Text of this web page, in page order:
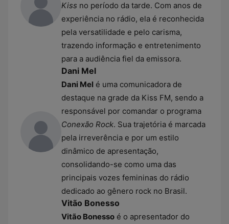
Kiss no período da tarde. Com anos de
experiência no rádio, ela é reconhecida
pela versatilidade e pelo carisma,
trazendo informação e entretenimento
para a audiência fiel da emissora.
Dani Mel
Dani Mel é uma comunicadora de
destaque na grade da Kiss FM, sendo a
responsável por comandar o programa
Conexão Rock. Sua trajetória é marcada
pela irreverência e por um estilo
dinâmico de apresentação,
consolidando-se como uma das
principais vozes femininas do rádio
dedicado ao gênero rock no Brasil.
Vitão Bonesso
Vitão Bonesso é o apresentador do